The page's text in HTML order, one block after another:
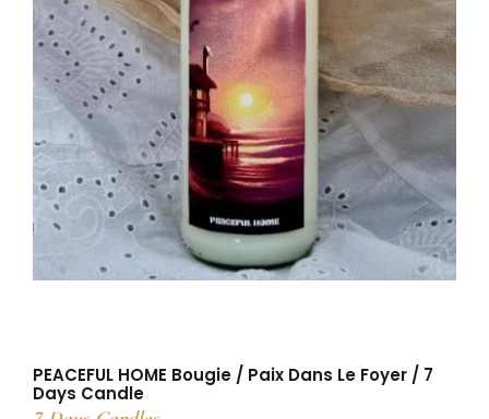
PEACEFUL HOME Bougie / Paix Dans Le Foyer / 7
Days Candle